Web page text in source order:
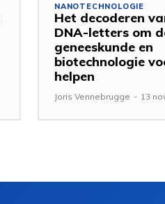
NANOTECHNOLOGIE
Het decoderen
DNA-letters om
geneeskunde en
biotechnologie
helpen
Joris Vennebrugge - 13